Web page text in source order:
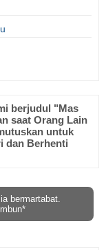
berjudul "Mas
saat Orang Lain
untuk
dan Berhenti
bermartabat.